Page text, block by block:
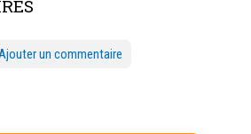
un commentaire